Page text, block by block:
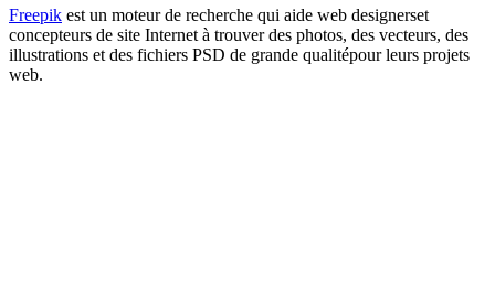
Freepik est un moteur de recherche qui aide web designerset
concepteurs de site Internet à trouver des photos, des vecteurs, des
illustrations et des fichiers PSD de grande qualitépour leurs projets
web.